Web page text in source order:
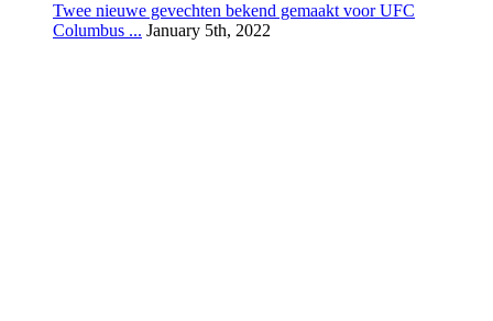
Twee nieuwe gevechten bekend gemaakt voor UFC
Columbus ... January 5th, 2022